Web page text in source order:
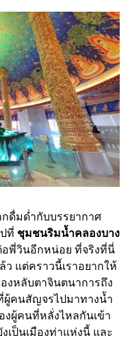
กดื่มด่ำกับบรรยากาศ
ที่ ชุมชนริมน้ำคลองบาง
อพี่วินอีกหน่อย ที่จริงที่นี่
ว แต่คราวนี้เราอยากให้
งหลับตาจินตนาการถึง
คนสัญจรไปมาทางน้ำ
ผู้คนที่หลั่งไหลกันเข้า
ป็นเมืองท่าแห่งนี้ และ